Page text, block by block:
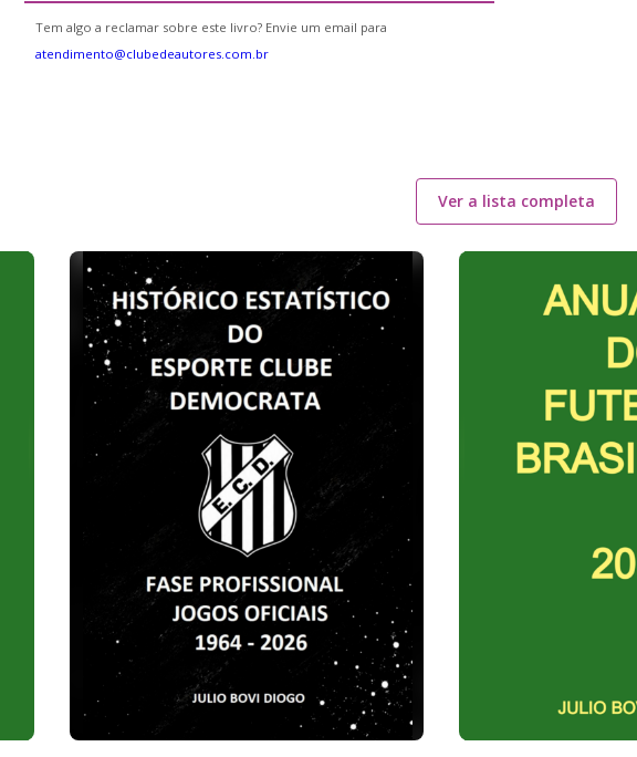
Tem algo a reclamar sobre este livro? Envie um email para
atendimento@clubedeautores.com.br
Ver a lista completa